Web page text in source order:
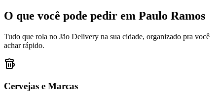
O que você pode pedir em Paulo Ramos
Tudo que rola no Jão Delivery na sua cidade, organizado pra você
achar rápido.
Cervejas e Marcas